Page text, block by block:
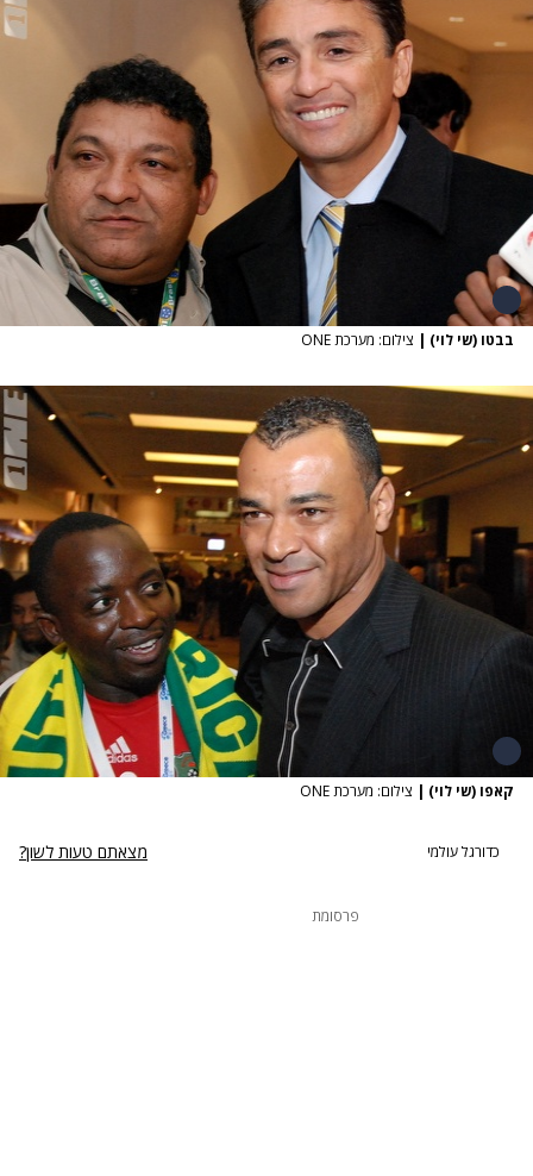
בבטו (שי לוי) | צילום: מערכת ONE
קאפו (שי לוי) | צילום: מערכת ONE
כדורגל עולמי מצאתם טעות לשון?
פרסומת